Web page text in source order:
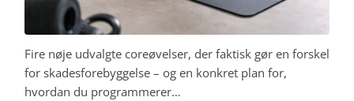
Fire nøje udvalgte coreøvelser, der faktisk gør en forskel
for skadesforebyggelse – og en konkret plan for,
hvordan du programmerer…